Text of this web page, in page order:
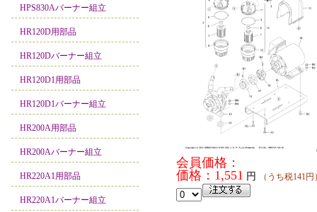
HPS830Aバーナー組立
HR120D用部品
HR120Dバーナー組立
HR120D1用部品
HR120D1バーナー組立
HR200A用部品
HR200Aバーナー組立
HR220A1用部品
HR220A1バーナー組立
会員価格：
価格：1,551 円 （うち税141円